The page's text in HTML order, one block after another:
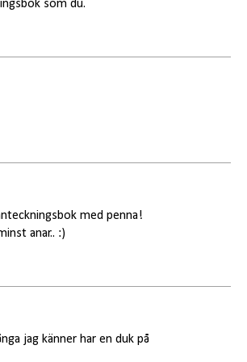
som du.
med penna!
anar.. :)
jag känner har en duk på